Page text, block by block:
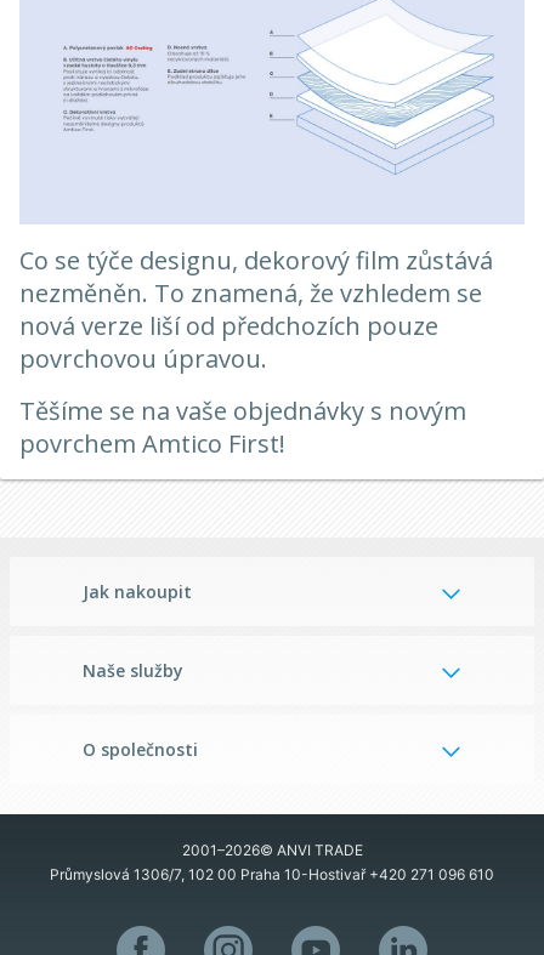
Co se týče designu, dekorový film zůstává
nezměněn. To znamená, že vzhledem se
nová verze liší od předchozích pouze
povrchovou úpravou.
Těšíme se na vaše objednávky s novým
povrchem Amtico First!
Jak nakoupit
Naše služby
O společnosti
2001–2026© ANVI TRADE
Průmyslová 1306/7, 102 00 Praha 10-Hostivař +420 271 096 610